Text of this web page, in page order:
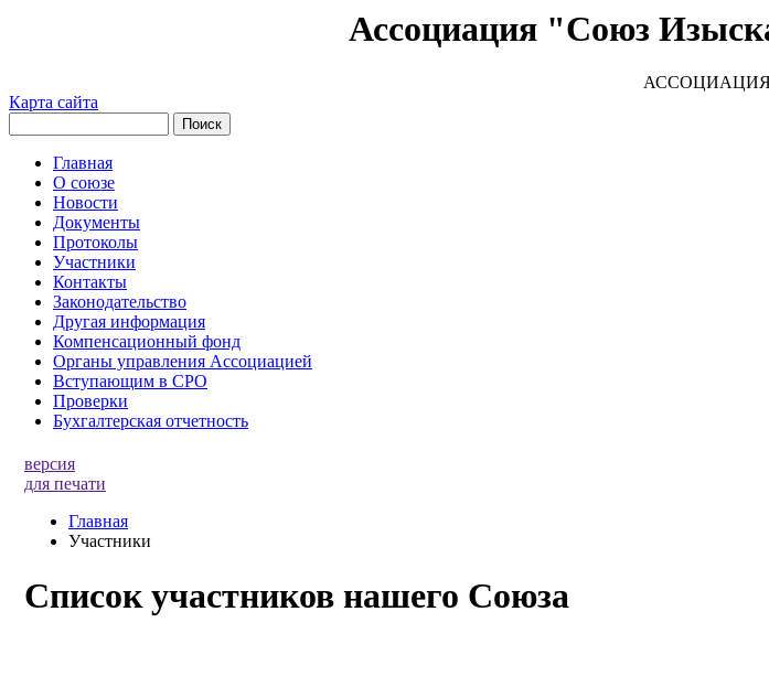
Ассоциация "Союз
Карта сайта
Главная
О союзе
Новости
Документы
Протоколы
Участники
Контакты
Законодательство
Другая информация
Компенсационный фонд
Органы управления Ассоциацией
Вступающим в СРО
Проверки
Бухгалтерская отчетность
версия
для печати
Главная
Участники
Список участников нашего Союза